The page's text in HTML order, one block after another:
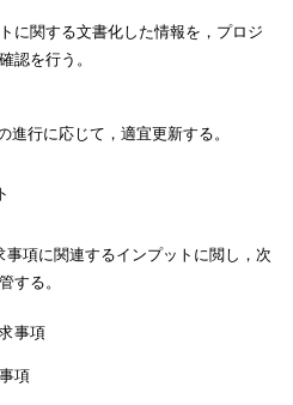
関する文書化した情報を，プロジ
認を行う。
行に応じて，適宜更新する。
事項に関連するインプットに閲し，次
する。
事項
項